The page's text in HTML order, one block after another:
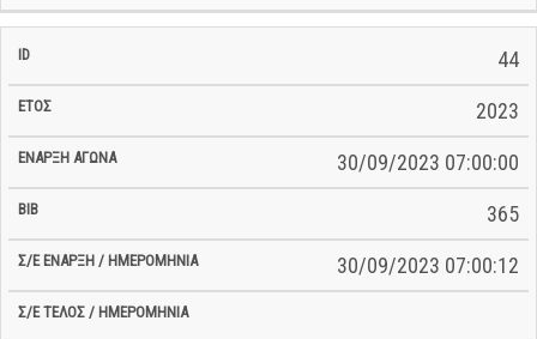
44
2023
30/09/2023 07:00:00
365
30/09/2023 07:00:12